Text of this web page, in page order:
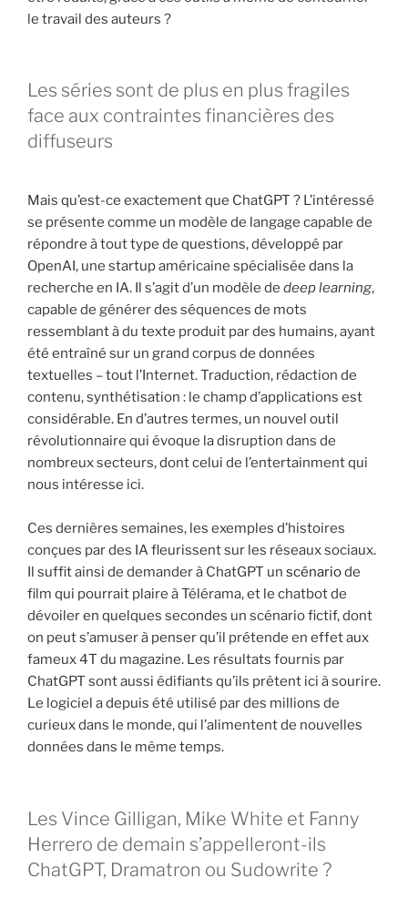
le travail des auteurs ?
Les séries sont de plus en plus fragiles
face aux contraintes financières des
diffuseurs
Mais qu’est-ce exactement que ChatGPT ? L’intéressé
se présente comme un modèle de langage capable de
répondre à tout type de questions, développé par
OpenAI, une startup américaine spécialisée dans la
recherche en IA. Il s’agit d’un modèle de deep learning,
capable de générer des séquences de mots
ressemblant à du texte produit par des humains, ayant
été entraîné sur un grand corpus de données
textuelles – tout l’Internet. Traduction, rédaction de
contenu, synthétisation : le champ d’applications est
considérable. En d’autres termes, un nouvel outil
révolutionnaire qui évoque la disruption dans de
nombreux secteurs, dont celui de l’entertainment qui
nous intéresse ici.
Ces dernières semaines, les exemples d’histoires
conçues par des IA fleurissent sur les réseaux sociaux.
Il suffit ainsi de demander à ChatGPT un scénariode
film qui pourrait plaire à Télérama, et le chatbot de
dévoiler en quelques secondes un scénario fictif, dont
on peut s’amuser à penser qu’il prétende en effet aux
fameux 4T du magazine. Les résultats fournis par
ChatGPT sont aussi édifiants qu’ils prêtent ici à sourire.
Le logiciel a depuis été utilisé par des millions de
curieux dans le monde, qui l’alimentent de nouvelles
données dans le même temps.
Les Vince Gilligan, Mike White et Fanny
Herrero de demain s’appelleront-ils
ChatGPT, Dramatron ou Sudowrite ?